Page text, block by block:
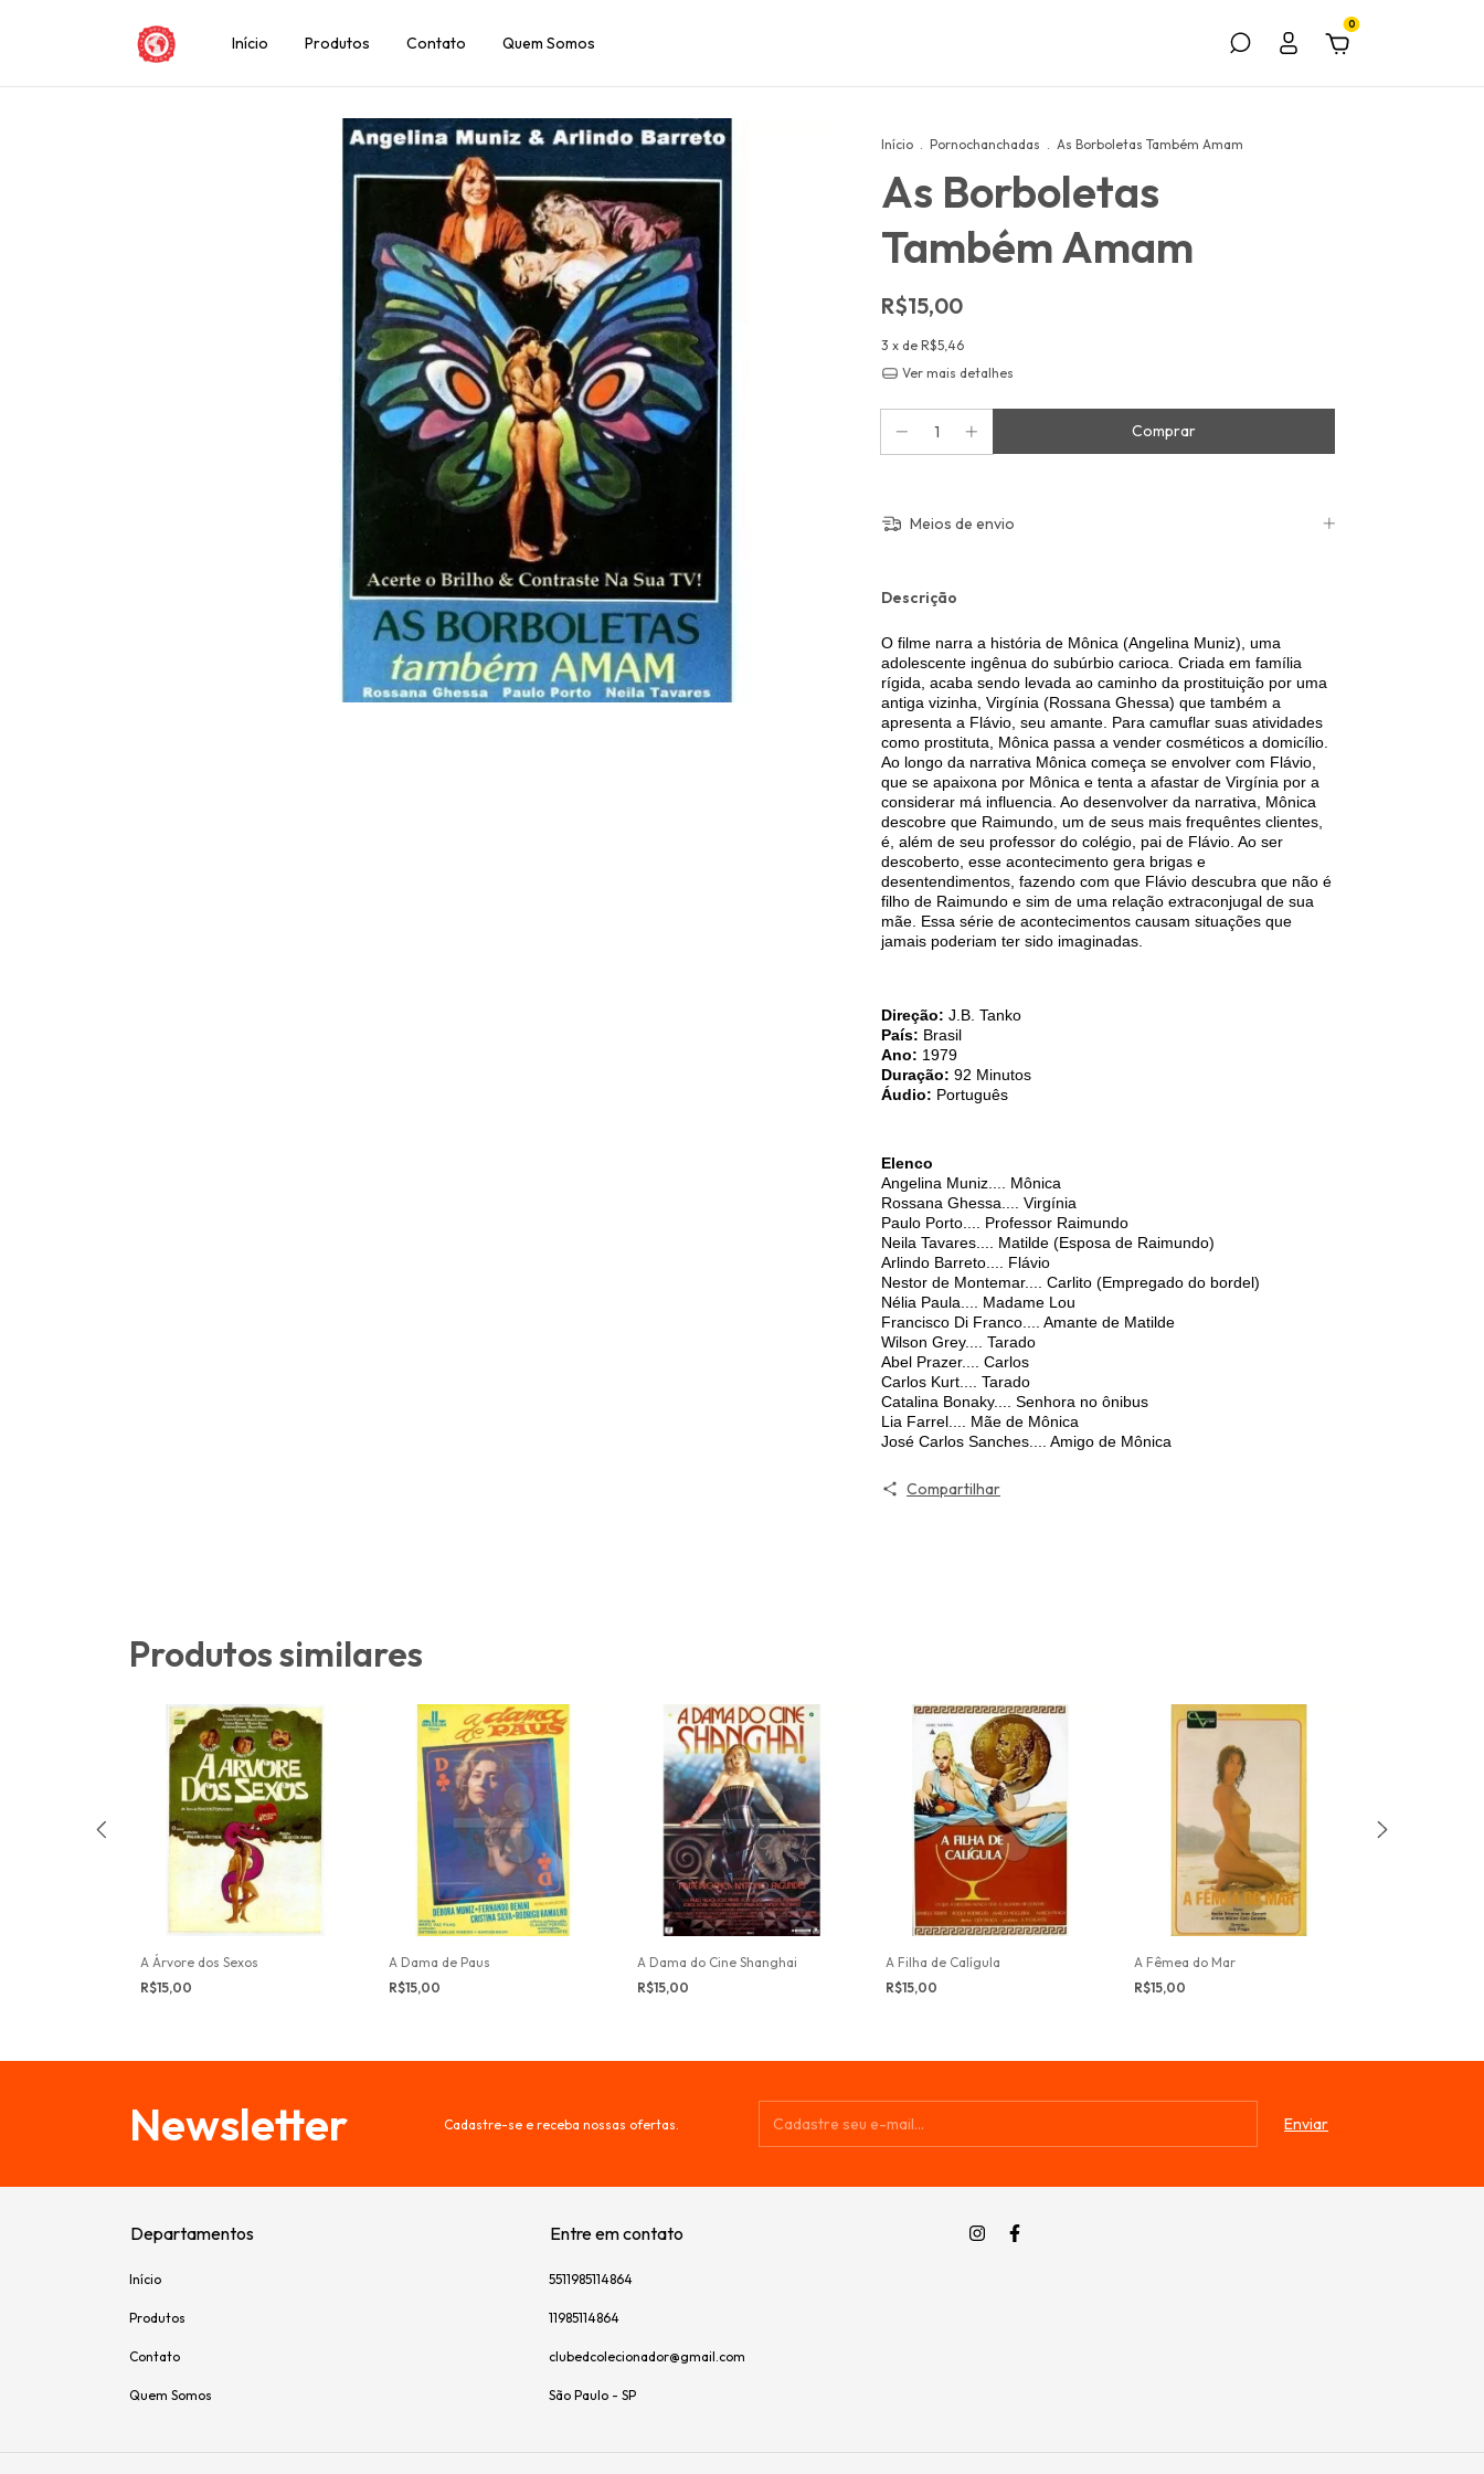
Início Produtos Contato Quem Somos
0
Início . Pornochanchadas . As Borboletas Também Amam
As Borboletas
Também Amam
R$15,00
3 x de R$5,46
Ver mais detalhes
Meios de envio
Descrição
O filme narra a história de Mônica (Angelina Muniz), uma
adolescente ingênua do subúrbio carioca. Criada em família
rígida, acaba sendo levada ao caminho da prostituição por uma
antiga vizinha, Virgínia (Rossana Ghessa) que também a
apresenta a Flávio, seu amante. Para camuflar suas atividades
como prostituta, Mônica passa a vender cosméticos a domicílio.
Ao longo da narrativa Mônica começa se envolver com Flávio,
que se apaixona por Mônica e tenta a afastar de Virgínia por a
considerar má influencia. Ao desenvolver da narrativa, Mônica
descobre que Raimundo, um de seus mais frequêntes clientes,
é, além de seu professor do colégio, pai de Flávio. Ao ser
descoberto, esse acontecimento gera brigas e
desentendimentos, fazendo com que Flávio descubra que não é
filho de Raimundo e sim de uma relação extraconjugal de sua
mãe. Essa série de acontecimentos causam situações que
jamais poderiam ter sido imaginadas.
Direção: J.B. Tanko
País: Brasil
Ano: 1979
Duração: 92 Minutos
Áudio: Português
Elenco
Angelina Muniz.... Mônica
Rossana Ghessa.... Virgínia
Paulo Porto.... Professor Raimundo
Neila Tavares.... Matilde (Esposa de Raimundo)
Arlindo Barreto.... Flávio
Nestor de Montemar.... Carlito (Empregado do bordel)
Nélia Paula.... Madame Lou
Francisco Di Franco.... Amante de Matilde
Wilson Grey.... Tarado
Abel Prazer.... Carlos
Carlos Kurt.... Tarado
Catalina Bonaky.... Senhora no ônibus
Lia Farrel.... Mãe de Mônica
José Carlos Sanches.... Amigo de Mônica
Compartilhar
Produtos similares
A Árvore dos Sexos
R$15,00
A Dama de Paus
R$15,00
A Dama do Cine Shanghai
R$15,00
A Filha de Calígula
R$15,00
A Fêmea do Mar
R$15,00
Newsletter Cadastre-se e receba nossas ofertas.
Departamentos
Início
Produtos
Contato
Quem Somos
Entre em contato
5511985114864
11985114864
clubedcolecionador@gmail.com
São Paulo - SP